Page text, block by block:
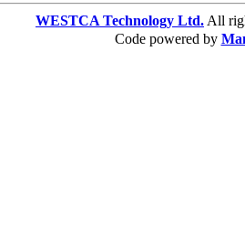
WESTCA Technology Ltd. All
Code powered by